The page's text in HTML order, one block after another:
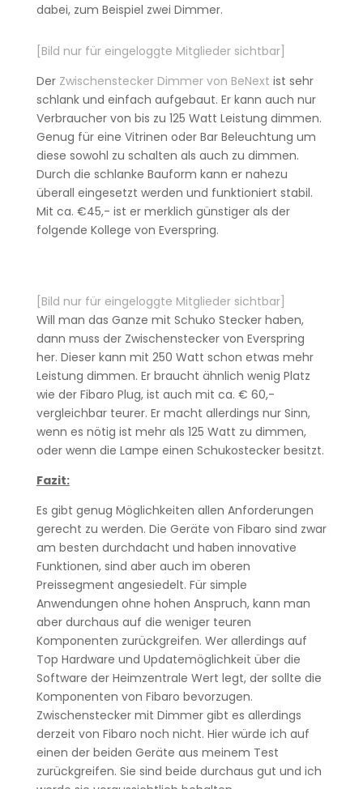
dabei, zum Beispiel zwei Dimmer.
[Bild nur für eingeloggte Mitglieder sichtbar]
Der Zwischenstecker Dimmer von BeNext ist sehr
schlank und einfach aufgebaut. Er kann auch nur
Verbraucher von bis zu 125 Watt Leistung dimmen.
Genug für eine Vitrinen oder Bar Beleuchtung um
diese sowohl zu schalten als auch zu dimmen.
Durch die schlanke Bauform kann er nahezu
überall eingesetzt werden und funktioniert stabil.
Mit ca. €45,- ist er merklich günstiger als der
folgende Kollege von Everspring.
[Bild nur für eingeloggte Mitglieder sichtbar]
Will man das Ganze mit Schuko Stecker haben,
dann muss der Zwischenstecker von Everspring
her. Dieser kann mit 250 Watt schon etwas mehr
Leistung dimmen. Er braucht ähnlich wenig Platz
wie der Fibaro Plug, ist auch mit ca. € 60,-
vergleichbar teurer. Er macht allerdings nur Sinn,
wenn es nötig ist mehr als 125 Watt zu dimmen,
oder wenn die Lampe einen Schukostecker besitzt.
Fazit:
Es gibt genug Möglichkeiten allen Anforderungen
gerecht zu werden. Die Geräte von Fibaro sind zwar
am besten durchdacht und haben innovative
Funktionen, sind aber auch im oberen
Preissegment angesiedelt. Für simple
Anwendungen ohne hohen Anspruch, kann man
aber durchaus auf die weniger teuren
Komponenten zurückgreifen. Wer allerdings auf
Top Hardware und Updatemöglichkeit über die
Software der Heimzentrale Wert legt, der sollte die
Komponenten von Fibaro bevorzugen.
Zwischenstecker mit Dimmer gibt es allerdings
derzeit von Fibaro noch nicht. Hier würde ich auf
einen der beiden Geräte aus meinem Test
zurückgreifen. Sie sind beide durchaus gut und ich